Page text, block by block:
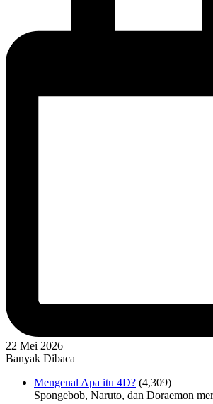
22 Mei 2026
Banyak Dibaca
Mengenal Apa itu 4D? (4,309)
Spongebob, Naruto, dan Doraemon